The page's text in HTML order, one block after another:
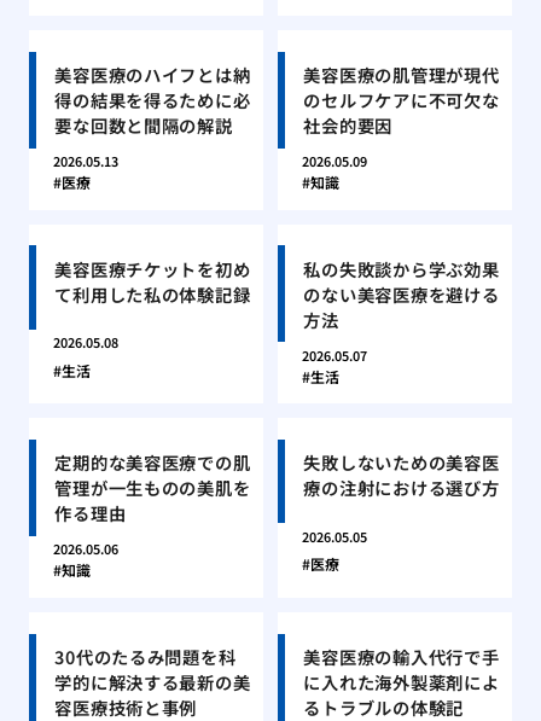
美容医療のハイフとは納
得の結果を得るために必
要な回数と間隔の解説
2026.05.13
医療
美容医療の肌管理が現代
のセルフケアに不可欠な
社会的要因
2026.05.09
知識
美容医療チケットを初め
て利用した私の体験記録
2026.05.08
生活
私の失敗談から学ぶ効果
のない美容医療を避ける
方法
2026.05.07
生活
定期的な美容医療での肌
管理が一生ものの美肌を
作る理由
2026.05.06
知識
失敗しないための美容医
療の注射における選び方
2026.05.05
医療
30代のたるみ問題を科
学的に解決する最新の美
容医療技術と事例
美容医療の輸入代行で手
に入れた海外製薬剤によ
るトラブルの体験記